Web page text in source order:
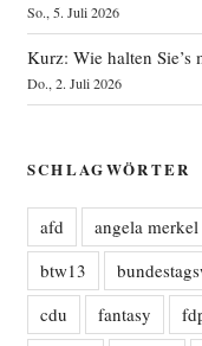
So., 5. Juli 2026
Kurz: Wie halten Sie’s
Do., 2. Juli 2026
SCHLAGWÖRTER
afd angela merkel
btw13
cdu
fantasy